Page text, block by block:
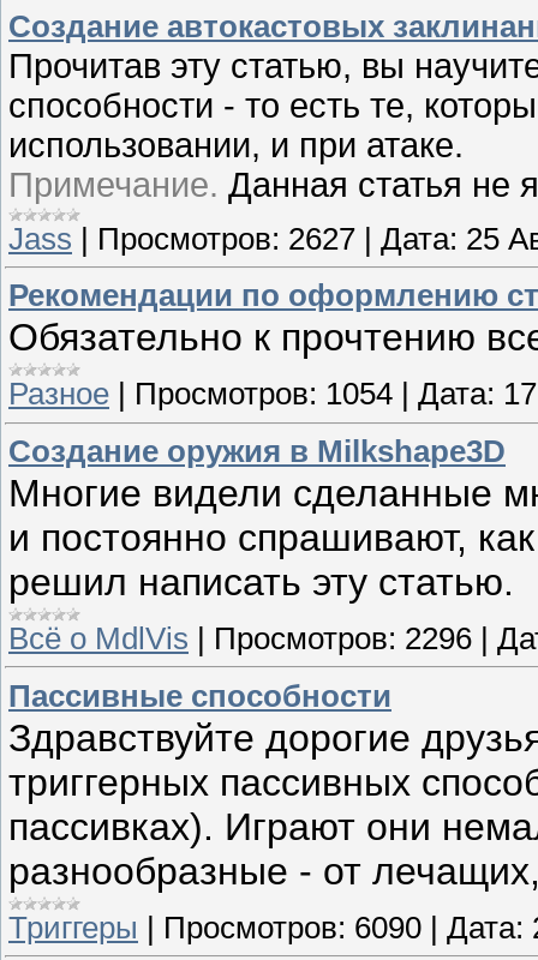
Создание автокастовых
Прочитав эту статью, вы
способности - то есть те,
использовании, и при атаке.
Примечание. Данная статья не
Jass | Просмотров: 2627 | Дата: 25
Рекомендации по оформлению
Обязательно к прочтению
Разное Просмотров: 1054 Дата:
Создание оружия в Milkshape3D
Многие видели сделанные
и постоянно спрашивают,
решил написать эту статью.
Всё о MdlVis Просмотров: 2296
Пассивные способности
Здравствуйте дорогие
триггерных пассивных
пассивках). Играют они
разнообразные - от
Триггеры | Просмотров: 6090 | Дата: